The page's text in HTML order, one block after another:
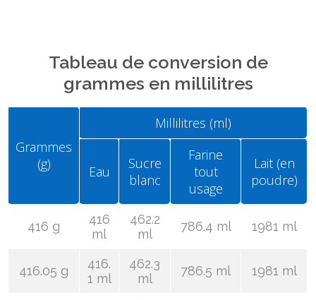
Tableau de conversion de
grammes en millilitres
Grammes
(g)
Millilitres (ml)
Eau
Sucre
blanc
Farine
tout
usage
Lait (en
poudre)
416 g
416
ml
462.2
ml
786.4 ml 1981 ml
416.05 g
416.
1 ml
462.3
ml
786.5 ml 1981 ml